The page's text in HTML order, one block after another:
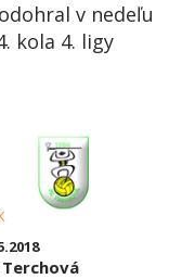
v nedeľu
kola 4. ligy
Terchová